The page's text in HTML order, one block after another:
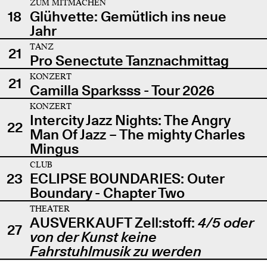
18
ZUM MITMACHEN
Glühvette: Gemütlich ins neue
Jahr
21
TANZ
Pro Senectute Tanznachmittag
21
KONZERT
Camilla Sparksss - Tour 2026
22
KONZERT
Intercity Jazz Nights: The Angry
Man Of Jazz – The mighty Charles
Mingus
23
CLUB
ECLIPSE BOUNDARIES: Outer
Boundary - Chapter Two
27
THEATER
AUSVERKAUFT Zell:stoff: 4/5 oder
von der Kunst keine
Fahrstuhlmusik zu werden